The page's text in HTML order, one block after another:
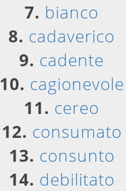
7. bianco
8. cadaverico
9. cadente
10. cagionevole
11. cereo
12. consumato
13. consunto
14. debilitato